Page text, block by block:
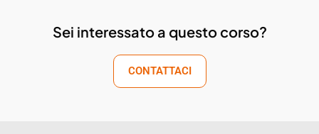
Sei interessato a questo corso?
CONTATTACI